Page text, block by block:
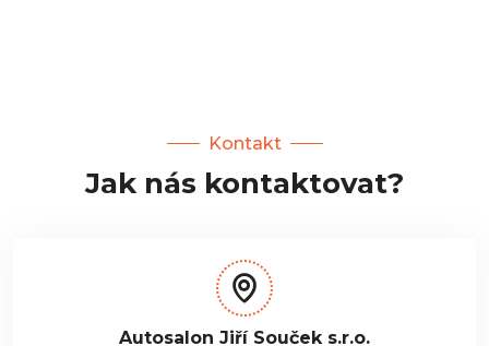
Kontakt
Jak nás kontaktovat?
Autosalon Jiří Souček s.r.o.